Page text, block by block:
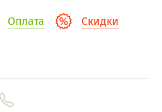
Оплата Скидки